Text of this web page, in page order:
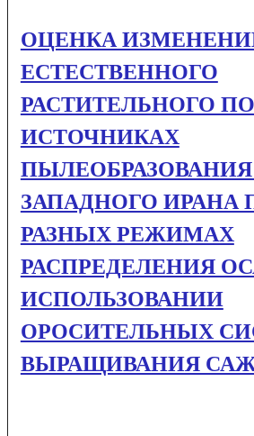
ОЦЕНКА
ЕСТЕСТВЕННОГО
РАСТИТЕЛЬНОГО
ИСТОЧНИКАХ
ЗАПАДНОГО ИРАНА
РАЗНЫХ РЕЖИМАХ
РАСПРЕДЕЛЕНИЯ
ИСПОЛЬЗОВАНИИ
ОРОСИТЕЛЬНЫХ
ВЫРАЩИВАНИЯ